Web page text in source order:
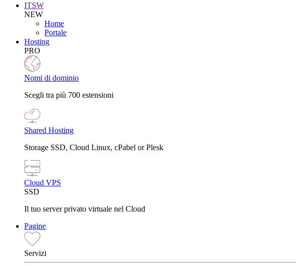
ITSW
NEW
Home
Portale
Hosting
PRO
Nomi di dominio
Scegli tra più 700 estensioni
Shared Hosting
Storage SSD, Cloud Linux, cPabel or Plesk
Cloud VPS
SSD
Il tuo server privato virtuale nel Cloud
Pagine
Servizi